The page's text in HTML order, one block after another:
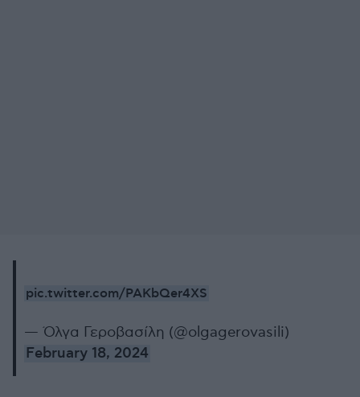
pic.twitter.com/PAKbQer4XS
— Όλγα Γεροβασίλη (@olgagerovasili)
February 18, 2024